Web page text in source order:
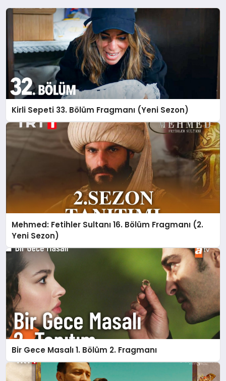
Kirli Sepeti 33. Bölüm Fragmanı (Yeni Sezon)
Mehmed: Fetihler Sultanı 16. Bölüm Fragmanı (2.
Yeni Sezon)
Bir Gece Masalı 1. Bölüm 2. Fragmanı